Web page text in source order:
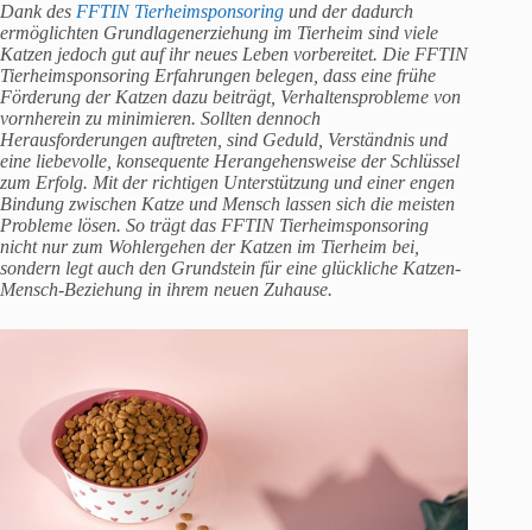
Dank des FFTIN Tierheimsponsoring und der dadurch
ermöglichten Grundlagenerziehung im Tierheim sind viele
Katzen jedoch gut auf ihr neues Leben vorbereitet. Die FFTIN
Tierheimsponsoring Erfahrungen belegen, dass eine frühe
Förderung der Katzen dazu beiträgt, Verhaltensprobleme von
vornherein zu minimieren. Sollten dennoch
Herausforderungen auftreten, sind Geduld, Verständnis und
eine liebevolle, konsequente Herangehensweise der Schlüssel
zum Erfolg. Mit der richtigen Unterstützung und einer engen
Bindung zwischen Katze und Mensch lassen sich die meisten
Probleme lösen. So trägt das FFTIN Tierheimsponsoring
nicht nur zum Wohlergehen der Katzen im Tierheim bei,
sondern legt auch den Grundstein für eine glückliche Katzen-
Mensch-Beziehung in ihrem neuen Zuhause.